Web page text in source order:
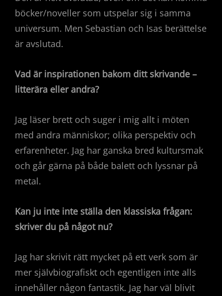
böcker/noveller som utspelar sig i samma
universum. Men Sebastian och Isas berättelse
är avslutad.
Vad är inspirationen bakom ditt skrivande –
litterära eller andra?
Jag läser brett och suger i mig allt i möten
med andra människor; olika perspektiv och
erfarenheter. Jag har ganska bred kultursmak
och går gärna på både balett och lyssnar på
metal.
Kan ju inte inte ställa den klassiska frågan:
skriver du på något nu?
Jag har skrivit rätt mycket på ett verk som är
mer självbiografiskt och egentligen inte alls
innehåller någon fantastik. Jag har väl blivit